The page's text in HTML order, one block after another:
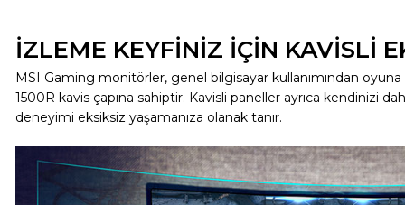
İZLEME KEYFİNİZ İÇİN KAVİSLİ
MSI Gaming monitörler, genel bilgisayar kullanımından
1500R kavis çapına sahiptir. Kavisli paneller ayrıca kendinizi
deneyimi eksiksiz yaşamanıza olanak tanır.